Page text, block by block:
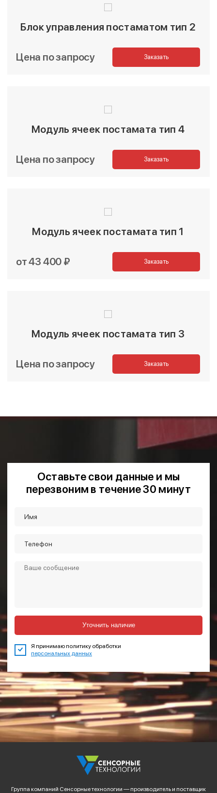
Блок управления постаматом тип 2
Цена по запросу Заказать
Модуль ячеек постамата тип 4
Цена по запросу Заказать
Модуль ячеек постамата тип 1
от 43 400 ₽ Заказать
Модуль ячеек постамата тип 3
Цена по запросу Заказать
Оставьте свои данные и мы
перезвоним в течение 30 минут
Уточнить наличие
Я принимаю политику обработки
персональных данных
Группа компаний Сенсорные технологии — производитель и поставщик